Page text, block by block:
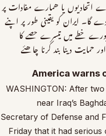
اتحادیوں یا ھمارے مفادات پر
گا۔ ایران کو یقینی طور پر اپنے
پورے خطے میں تیسرے حصے کا
حمایت دینا بند کرنا چاھئے
America warns
WASHINGTON: After
near Iraq’s
Secretary of Defense and
Friday that it had serious